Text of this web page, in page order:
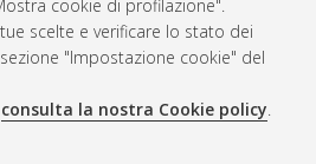
cookie di profilazione".
scelte e verificare lo stato dei
"Impostazione cookie" del
consulta la nostra Cookie policy.
-
R3P19R
e
Cookie